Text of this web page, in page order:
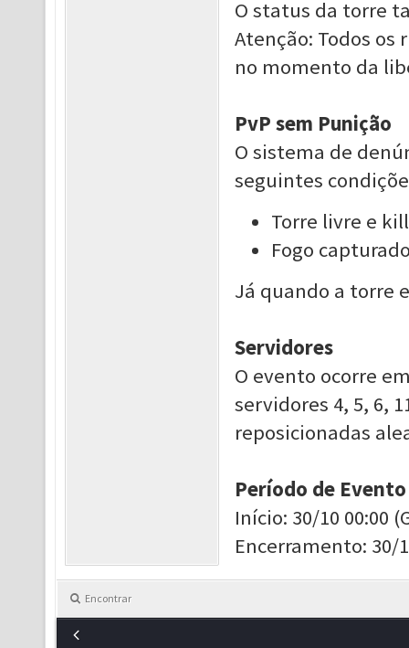
O status da torre
Atenção: Todos os
no momento da
PvP sem Punição
O sistema de
seguintes
Torre livre e
Fogo
Já quando a torre
Servidores
O evento ocorre
servidores 4, 5, 6,
reposicionadas
Período de Evento
Início: 30/10 00:00
Encerramento: 30/
Encontrar